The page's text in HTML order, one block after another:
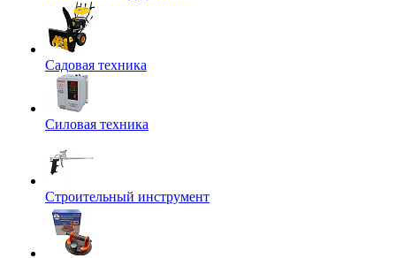
Садовая техника
Силовая техника
Строительный инструмент